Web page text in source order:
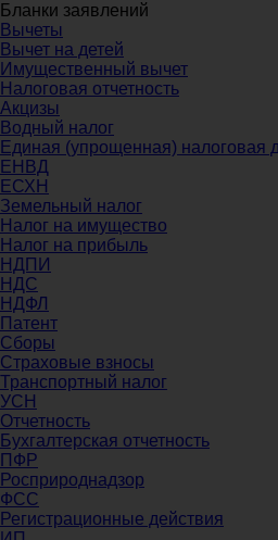
Бланки заявлений
Вычеты
Вычет на детей
Имущественный вычет
Налоговая отчетность
Акцизы
Водный налог
Единая (упрощенная) налоговая
ЕНВД
ЕСХН
Земельный налог
Налог на имущество
Налог на прибыль
НДПИ
НДС
НДФЛ
Патент
Сборы
Страховые взносы
Транспортный налог
УСН
Отчетность
Бухгалтерская отчетность
ПФР
Росприроднадзор
ФСС
Регистрационные действия